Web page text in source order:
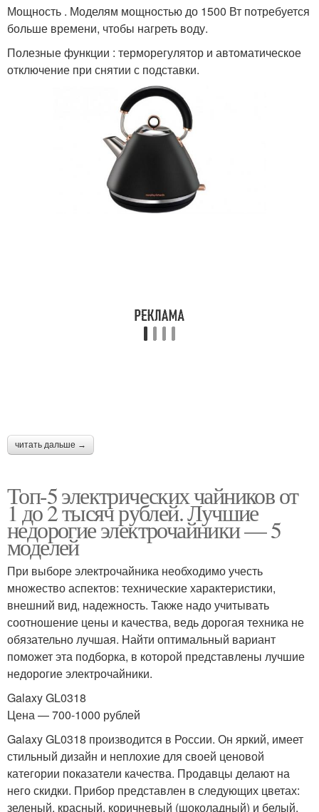
Мощность . Моделям мощностью до 1500 Вт потребуется
больше времени, чтобы нагреть воду.
Полезные функции : терморегулятор и автоматическое
отключение при снятии с подставки.
читать дальше →
Топ-5 электрических чайников от
1 до 2 тысяч рублей. Лучшие
недорогие электрочайники — 5
моделей
При выборе электрочайника необходимо учесть
множество аспектов: технические характеристики,
внешний вид, надежность. Также надо учитывать
соотношение цены и качества, ведь дорогая техника не
обязательно лучшая. Найти оптимальный вариант
поможет эта подборка, в которой представлены лучшие
недорогие электрочайники.
Galaxy GL0318
Цена — 700-1000 рублей
Galaxy GL0318 производится в России. Он яркий, имеет
стильный дизайн и неплохие для своей ценовой
категории показатели качества. Продавцы делают на
него скидки. Прибор представлен в следующих цветах:
зеленый, красный, коричневый (шоколадный) и белый.